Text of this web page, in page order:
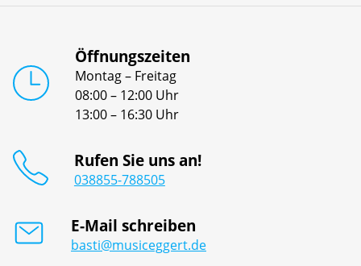
Öffnungszeiten
Montag – Freitag
08:00 – 12:00 Uhr
13:00 – 16:30 Uhr
Rufen Sie uns an!
038855-788505
E-Mail schreiben
basti@musiceggert.de